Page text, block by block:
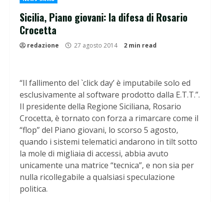
Sicilia, Piano giovani: la difesa di Rosario
Crocetta
redazione 27 agosto 2014 2 min read
“Il fallimento del `click day’ è imputabile solo ed
esclusivamente al software prodotto dalla E.T.T.”.
Il presidente della Regione Siciliana, Rosario
Crocetta, è tornato con forza a rimarcare come il
“flop” del Piano giovani, lo scorso 5 agosto,
quando i sistemi telematici andarono in tilt sotto
la mole di migliaia di accessi, abbia avuto
unicamente una matrice “tecnica”, e non sia per
nulla ricollegabile a qualsiasi speculazione
politica.